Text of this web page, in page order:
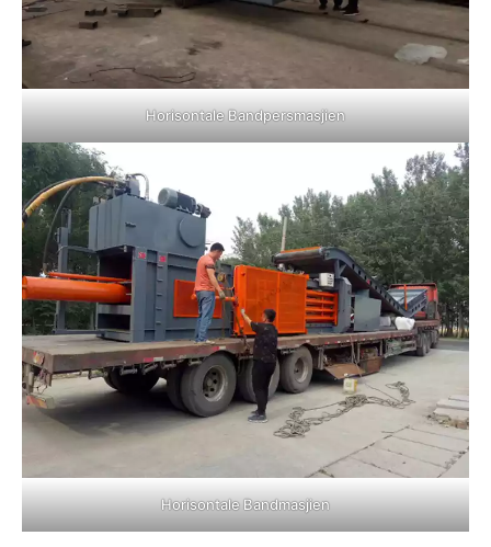
Horisontale Bandpersmasjien
Horisontale Bandmasjien